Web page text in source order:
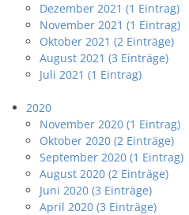
Dezember 2021 (1 Eintrag)
November 2021 (1 Eintrag)
Oktober 2021 (2 Einträge)
August 2021 (3 Einträge)
Juli 2021 (1 Eintrag)
2020
November 2020 (1 Eintrag)
Oktober 2020 (2 Einträge)
September 2020 (1 Eintrag)
August 2020 (2 Einträge)
Juni 2020 (3 Einträge)
April 2020 (3 Einträge)